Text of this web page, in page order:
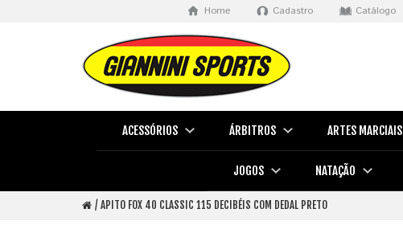
Home Cadastro Catálogo
ACESSÓRIOS ÁRBITROS ARTES MARCIAIS
JOGOS NATAÇÃO
APITO FOX 40 CLASSIC 115 DECIBÉIS COM DEDAL PRETO